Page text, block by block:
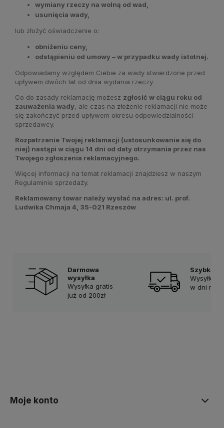
wymiany rzeczy na wolną od wad,
usunięcia wady,
lub złożyć oświadczenie o:
obniżeniu ceny,
odstąpieniu od umowy – w przypadku wady istotnej.
Odpowiadamy względem Ciebie za wady stwierdzone przed
upływem dwóch lat od dnia wydania rzeczy.
Co do zasady reklamację możesz zgłosić w ciągu roku od
zauważenia wady, ale czas na złożenie reklamacji nie może
się zakończyć przed upływem okresu odpowiedzialności
sprzedawcy.
Rozpatrzenie Twojej reklamacji (ustosunkowanie się do
niej) nastąpi w ciągu 14 dni od daty otrzymania przez nas
Twojego zgłoszenia reklamacyjnego.
Więcej informacji na temat reklamacji znajdziesz w naszym
Regulaminie sprzedaży.
Reklamowany towar należy wysłać na adres: ul. prof.
Ludwika Chmaja 4, 35-021 Rzeszów
Darmowa
wysyłka
Wysyłka gratis
już od 200zł
Szybka
Wysyłka
w dni
Moje konto